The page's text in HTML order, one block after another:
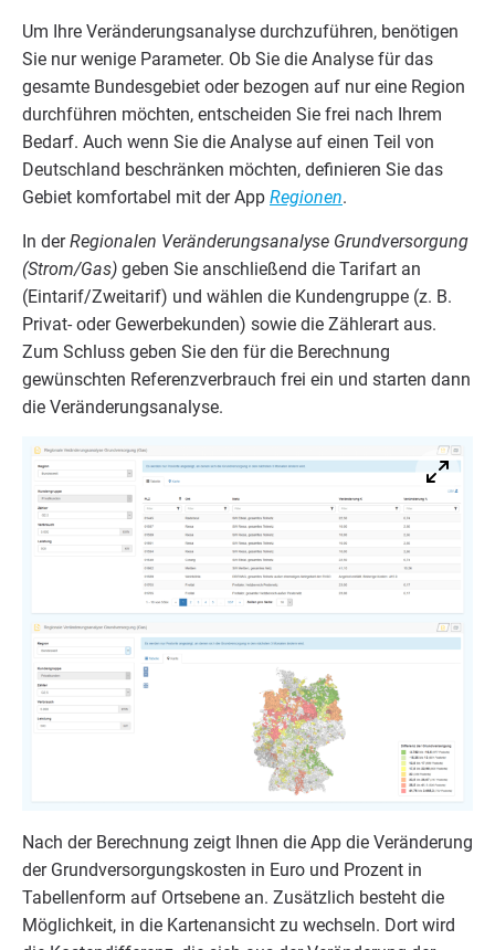
Um Ihre Ver­än­de­rungs­ana­ly­se durch­zu­füh­ren, benö­ti­gen
Sie nur weni­ge Para­me­ter. Ob Sie die Ana­ly­se für das
gesam­te Bun­des­ge­biet oder bezo­gen auf nur eine Regi­on
durch­füh­ren möch­ten, ent­schei­den Sie frei nach Ihrem
Bedarf. Auch wenn Sie die Ana­ly­se auf einen Teil von
Deutsch­land beschrän­ken möch­ten, defi­nie­ren Sie das
Gebiet kom­for­ta­bel mit der App Regio­nen.
In derRegio­na­len Ver­än­de­rungs­ana­ly­se Grund­ver­sor­gung
(Strom/​Gas) geben Sie anschlie­ßend die Tarif­art an
(Eintarif/​Zweitarif) und wäh­len die Kun­den­grup­pe (z. B.
Pri­vat- oder Gewer­be­kun­den) sowie die Zäh­ler­art aus.
Zum Schluss geben Sie den für die Berech­nung
gewünsch­ten Refe­renz­ver­brauch frei ein und star­ten dann
die Veränderungsanalyse.
Nach der Berech­nung zeigt Ihnen die App die Ver­än­de­rung
der Grund­ver­sor­gungs­kos­ten in Euro und Pro­zent in
Tabel­len­form auf Orts­ebe­ne an. Zusätz­lich besteht die
Mög­lich­keit, in die Kar­ten­an­sicht zu wech­seln. Dort wird